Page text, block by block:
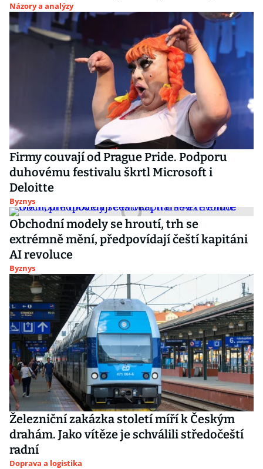
Názory a analýzy
Firmy couvají od Prague Pride. Podporu
duhovému festivalu škrtl Microsoft i
Deloitte
Byznys
Obchodní modely se hroutí, trh se
extrémně mění, předpovídají čeští kapitáni
AI revoluce
Byznys
Železniční zakázka století míří k Českým
drahám. Jako vítěze je schválili středočeští
radní
Doprava a logistika